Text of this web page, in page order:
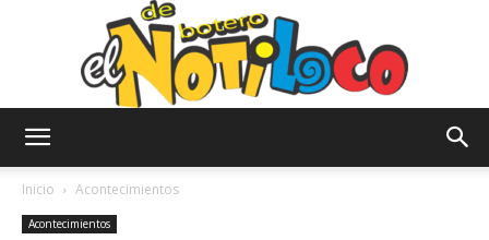
Inicio Acontecimientos
Acontecimientos